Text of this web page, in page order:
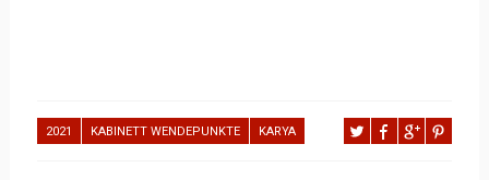
2021 KABINETT WENDEPUNKTE KARYA